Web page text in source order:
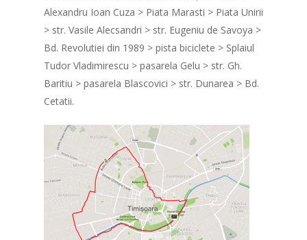
Alexandru Ioan Cuza > Piata Marasti > Piata Unirii
> str. Vasile Alecsandri > str. Eugeniu de Savoya >
Bd. Revolutiei din 1989 > pista biciclete > Splaiul
Tudor Vladimirescu > pasarela Gelu > str. Gh.
Baritiu > pasarela Blascovici > str. Dunarea > Bd.
Cetatii.
Portofoliu
În pregătire
Aleargă România!
Cursa imposibilă
Uphill Running
Championship
Ștafeta Împreună
1×100